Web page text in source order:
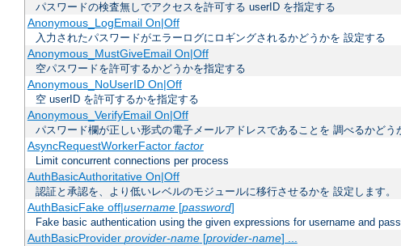
パスワードの検査無しでアクセスを許可する userID を指定する
Anonymous_LogEmail On|Off
入力されたパスワードがエラーログにロギングされるかどうかを 設定する
Anonymous_MustGiveEmail On|Off
空パスワードを許可するかどうかを指定する
Anonymous_NoUserID On|Off
空 userID を許可するかを指定する
Anonymous_VerifyEmail On|Off
パスワード欄が正しい形式の電子メールアドレスであることを 調べるかどう
AsyncRequestWorkerFactor factor
Limit concurrent connections per process
AuthBasicAuthoritative On|Off
認証と承認を、より低いレベルのモジュールに移行させるかを 設定します。
AuthBasicFake off|username[password]
Fake basic authentication using the given expressions for username and
AuthBasicProvider provider-name[provider-name] ...